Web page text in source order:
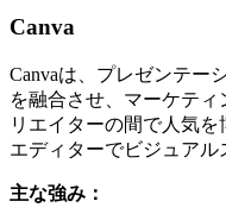
Canva
Canvaは、プレゼンテー
を融合させ、マーケテ
リエイターの間で人気
エディターでビジュアル
主な強み：